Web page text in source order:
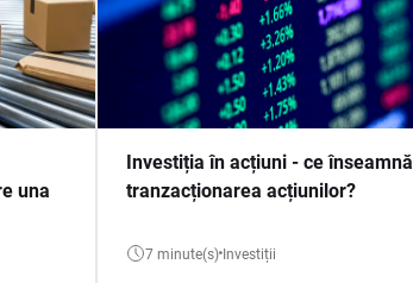
una
Investiția în acțiuni - ce înseamnă
tranzacționarea acțiunilor?
7 minute(s) Investiții